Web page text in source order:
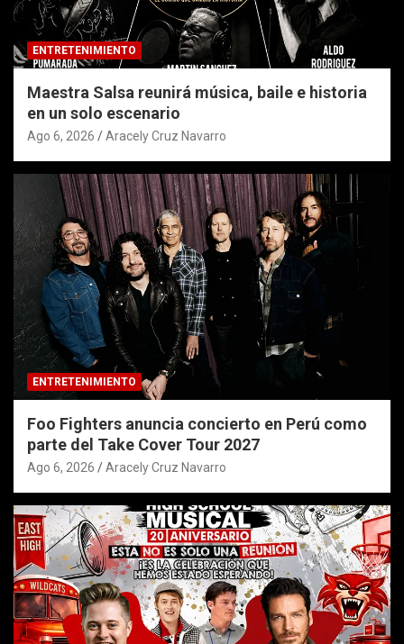
ENTRETENIMIENTO
Maestra Salsa reunirá música, baile e historia
en un solo escenario
Ago 6, 2026 Aracely Cruz Navarro
ENTRETENIMIENTO
Foo Fighters anuncia concierto en Perú como
parte del Take Cover Tour 2027
Ago 6, 2026 Aracely Cruz Navarro